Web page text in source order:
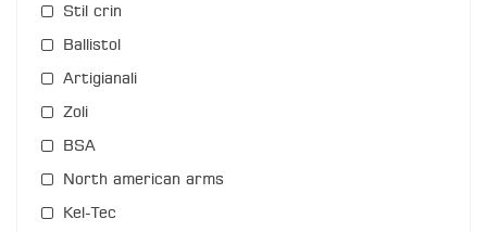
Stil crin
Ballistol
Artigianali
Zoli
BSA
North american arms
Kel-Tec